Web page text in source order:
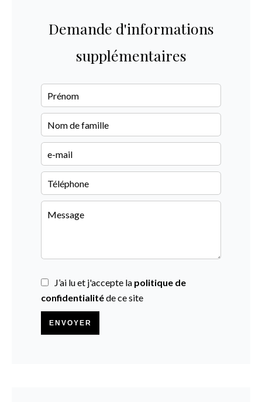
Demande d'informations
supplémentaires
J’ai lu et j'accepte la politique de
confidentialitéde ce site
ENVOYER